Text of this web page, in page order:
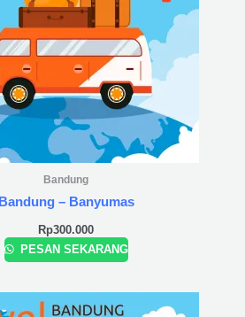
Bandung
Bandung – Banyumas
Rp300.000
PESAN SEKARANG